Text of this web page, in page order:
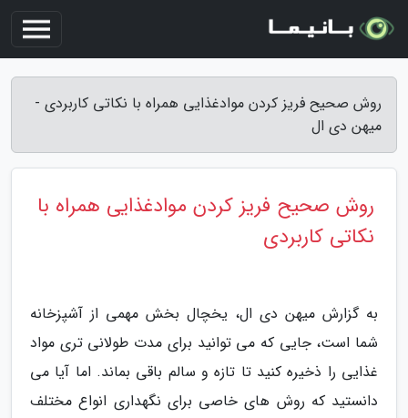
روش صحیح فریز کردن موادغذایی همراه با نکاتی کاربردی -
میهن دی ال
روش صحیح فریز کردن موادغذایی همراه با
نکاتی کاربردی
به گزارش میهن دی ال، یخچال بخش مهمی از آشپزخانه
شما است، جایی که می توانید برای مدت طولانی تری مواد
غذایی را ذخیره کنید تا تازه و سالم باقی بماند. اما آیا می
دانستید که روش های خاصی برای نگهداری انواع مختلف